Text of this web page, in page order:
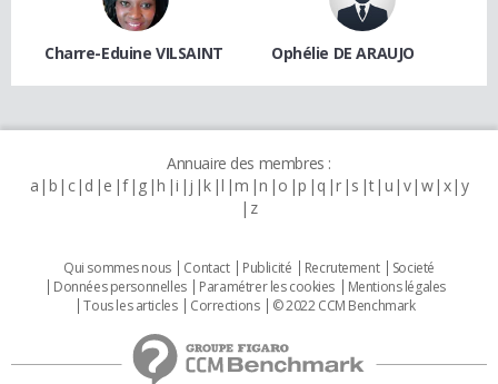
Charre-Eduine VILSAINT Ophélie DE ARAUJO
Annuaire des membres :
a b c d e f g h i j k l m n o p q r s t u v w x y
z
Qui sommes nous Contact Publicité Recrutement
Societé
Données personnelles
Paramétrer les cookies
Mentions légales
Tous les articles
Corrections © 2022 CCM Benchmark